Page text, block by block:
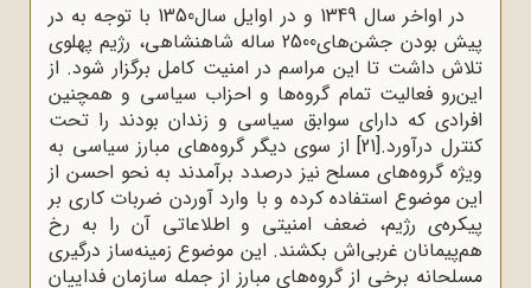
در اواخر سال 1349 و در اوایل سال1350 با توجه به در
پیش بودن جشن‌های2500 ساله شاهنشاهی، رژیم پهلوی
تلاش داشت تا این مراسم در امنیت کامل برگزار شود. از
این‌رو فعالیت تمام گروه‌ها و احزاب سیاسی و همچنین
افرادی که دارای سوابق سیاسی و زندان بودند را تحت
کنترل درآورد.[21]
از سوی دیگر گروه‌های مبارز سیاسی به
ویژه گروه‌های مسلح نیز درصدد برآمدند به نحو احسن از
این موضوع استفاده کرده و با وارد آوردن ضربات کاری بر
پیکره‌ی رژیم، ضعف امنیتی و اطلاعاتی آن را به رخ
هم‌پیمانان غربی‌اش بکشند. این موضوع زمینه‌ساز درگیری
مسلحانه برخی از گروه‌های مبارز از جمله سازمان فداییان